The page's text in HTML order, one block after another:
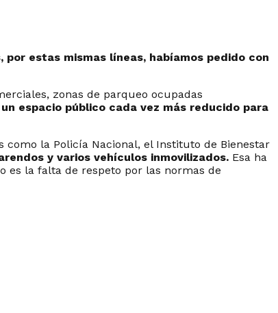
estas mismas líneas, habíamos pedido con
zonas de parqueo ocupadas
espacio público cada vez más reducido para
la Policía Nacional, el Instituto de Bienestar
y varios vehículos inmovilizados. Esa ha
es la falta de respeto por las normas de